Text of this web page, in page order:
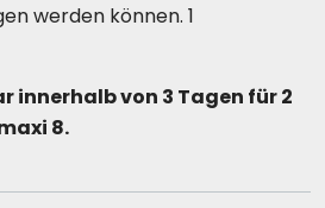
werden können. 1
innerhalb von 3 Tagen für 2
8.